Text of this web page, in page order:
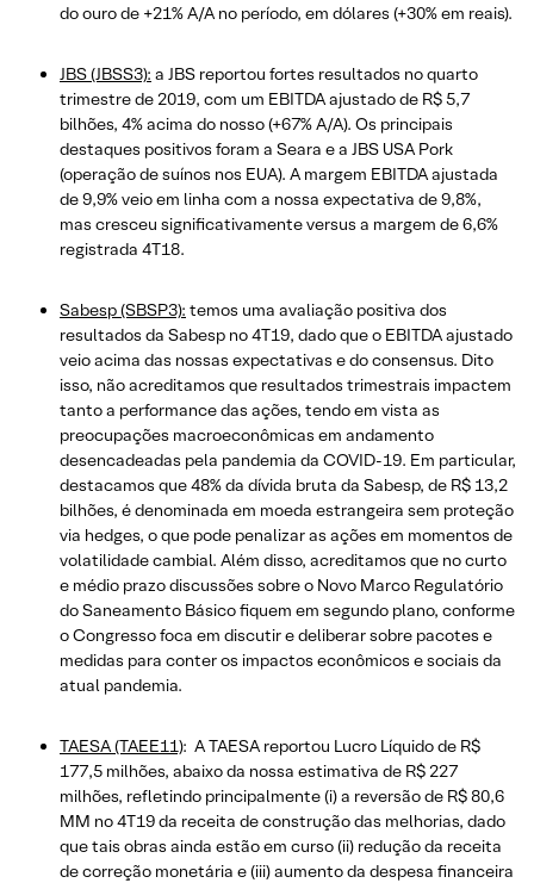
do ouro de +21% A/A no período, em dólares (+30% em reais).
JBS (JBSS3): a JBS reportou fortes resultados no quarto
trimestre de 2019, com um EBITDA ajustado de R$ 5,7
bilhões, 4% acima do nosso (+67% A/A). Os principais
destaques positivos foram a Seara e a JBS USA Pork
(operação de suínos nos EUA). A margem EBITDA ajustada
de 9,9% veio em linha com a nossa expectativa de 9,8%,
mas cresceu significativamente versus a margem de 6,6%
registrada 4T18.
Sabesp (SBSP3): temos uma avaliação positiva dos
resultados da Sabesp no 4T19, dado que o EBITDA ajustado
veio acima das nossas expectativas e do consensus. Dito
isso, não acreditamos que resultados trimestrais impactem
tanto a performance das ações, tendo em vista as
preocupações macroeconômicas em andamento
desencadeadas pela pandemia da COVID-19. Em particular,
destacamos que 48% da dívida bruta da Sabesp, de R$ 13,2
bilhões, é denominada em moeda estrangeira sem proteção
via hedges, o que pode penalizar as ações em momentos de
volatilidade cambial. Além disso, acreditamos que no curto
e médio prazo discussões sobre o Novo Marco Regulatório
do Saneamento Básico fiquem em segundo plano, conforme
o Congresso foca em discutir e deliberar sobre pacotes e
medidas para conter os impactos econômicos e sociais da
atual pandemia.
TAESA (TAEE11): A TAESA reportou Lucro Líquido de R$
177,5 milhões, abaixo da nossa estimativa de R$ 227
milhões, refletindo principalmente (i) a reversão de R$ 80,6
MM no 4T19 da receita de construção das melhorias, dado
que tais obras ainda estão em curso (ii) redução da receita
de correção monetária e (iii) aumento da despesa financeira